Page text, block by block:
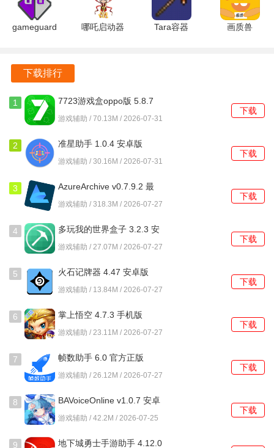
gameguardian
卓版
哪吒启动器
Tara容器
画质兽
下载排行
1
7723游戏盒oppo版 5.8.7
安卓版
游戏辅助 / 70.13M / 2026-07-31
下载
2 准星助手 1.0.4 安卓版
游戏辅助 / 30.16M / 2026-07-31
下载
3
AzureArchive v0.7.9.2 最
新版
游戏辅助 / 318.3M / 2026-07-27
下载
4
多玩我的世界盒子 3.2.3 安
卓版
游戏辅助 / 27.07M / 2026-07-27
下载
5 火石记牌器 4.47 安卓版
游戏辅助 / 13.84M / 2026-07-27
下载
6 掌上悟空 4.7.3 手机版
游戏辅助 / 23.11M / 2026-07-27
下载
7 帧数助手 6.0 官方正版
游戏辅助 / 26.12M / 2026-07-27
下载
8
BAVoiceOnline v1.0.7 安卓
版
游戏辅助 / 42.2M / 2026-07-25
下载
9 地下城勇士手游助手 4.12.0